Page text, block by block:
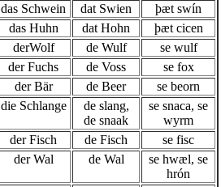
das Schwein dat Swien
þæt swín
das Huhn dat Hohn
þæt cicen
derWolf de Wulf
se wulf
der Fuchs de Voss
se fox
der Bär de Beer
se beorn
die Schlange
de slang,
de snaak
se snaca, se
wyrm
der Fisch de Fisch
se fisc
der Wal de Wal
se hwæl, se
hrón